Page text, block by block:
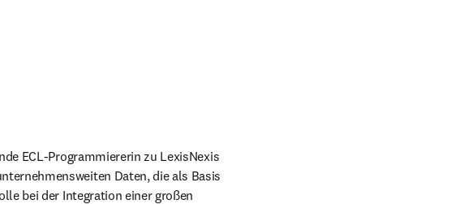
ECL-Programmiererin zu LexisNexis
Daten, die als Basis
bei der Integration einer großen